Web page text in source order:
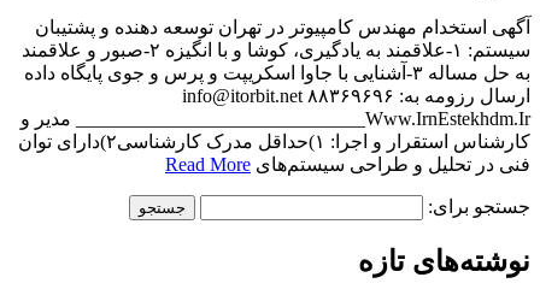
آگهی استخدام مهندس کامپیوتر در تهران توسعه دهنده و پشتیبان
سیستم: ۱-علاقمند به یادگیری، کوشا و با انگیزه ۲-صبور و علاقمند
به حل مساله ۳-آشنایی با جاوا اسکریپت و پرس و جوی پایگاه داده
ارسال رزومه به: info@itorbit.net ۸۸۳۶۹۶۹۶
_______________Www.IrnEstekhdm.Ir_______________ مدیر و
کارشناس استقرار و اجرا: ۱)حداقل مدرک کارشناسی۲)دارای توان
فنی در تحلیل و طراحی سیستم‌های Read More
جستجو برای:
نوشته‌های تازه